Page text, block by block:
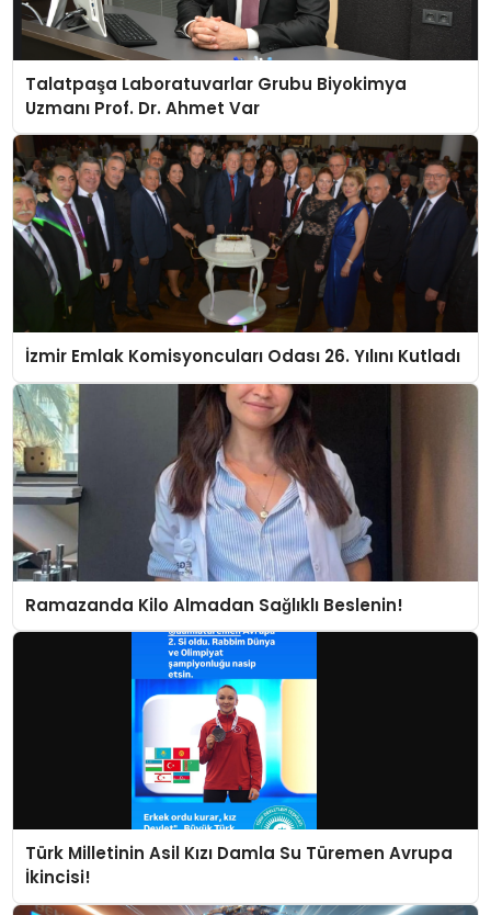
Talatpaşa Laboratuvarlar Grubu Biyokimya
Uzmanı Prof. Dr. Ahmet Var
İzmir Emlak Komisyoncuları Odası 26. Yılını Kutladı
Ramazanda Kilo Almadan Sağlıklı Beslenin!
Türk Milletinin Asil Kızı Damla Su Türemen Avrupa
İkincisi!